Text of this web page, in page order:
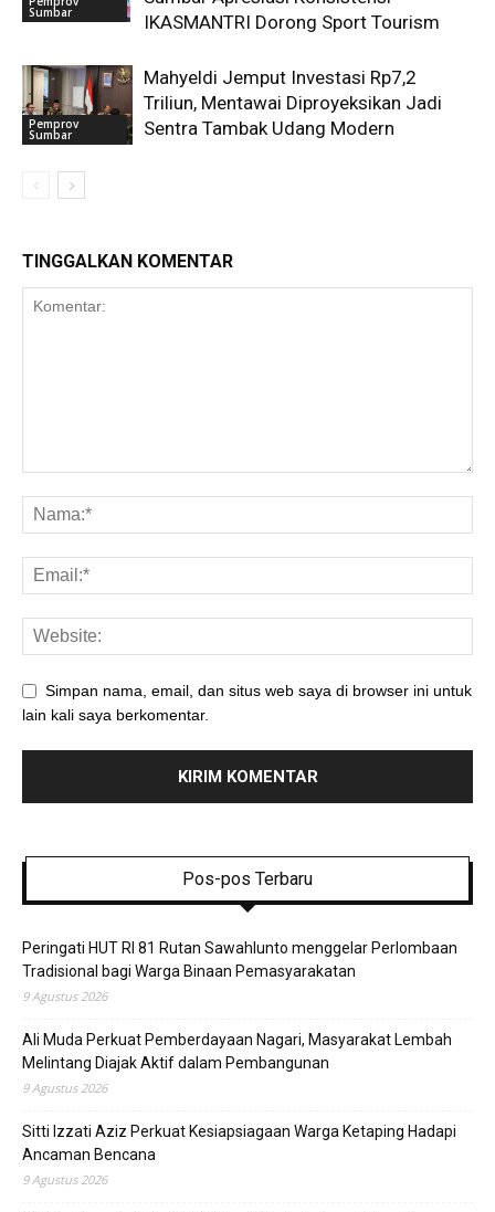
Sumbar
IKASMANTRI Dorong Sport Tourism
Pemprov
Sumbar
Mahyeldi Jemput Investasi Rp7,2
Triliun, Mentawai Diproyeksikan Jadi
Sentra Tambak Udang Modern
TINGGALKAN KOMENTAR
Simpan nama, email, dan situs web saya di browser ini untuk
lain kali saya berkomentar.
Pos-pos Terbaru
Peringati HUT RI 81 Rutan Sawahlunto menggelar Perlombaan
Tradisional bagi Warga Binaan Pemasyarakatan
9 Agustus 2026
Ali Muda Perkuat Pemberdayaan Nagari, Masyarakat Lembah
Melintang Diajak Aktif dalam Pembangunan
9 Agustus 2026
Sitti Izzati Aziz Perkuat Kesiapsiagaan Warga Ketaping Hadapi
Ancaman Bencana
9 Agustus 2026